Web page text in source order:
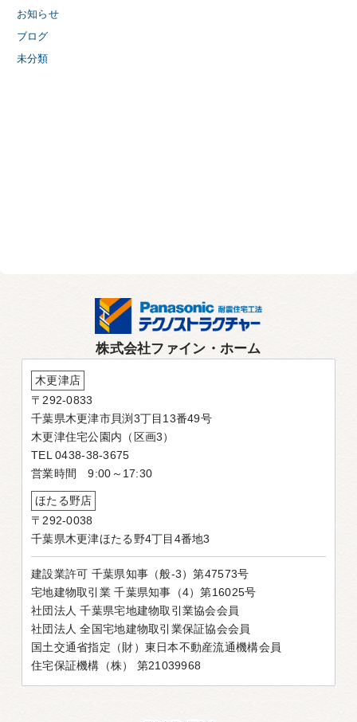
お知らせ
ブログ
未分類
株式会社ファイン・ホーム
木更津店
〒292-0833
千葉県木更津市貝渕3丁目13番49号
木更津住宅公園内（区画3）
TEL 0438-38-3675
営業時間 9:00～17:30
ほたる野店
〒292-0038
千葉県木更津ほたる野4丁目4番地3
建設業許可 千葉県知事（般-3）第47573号
宅地建物取引業 千葉県知事（4）第16025号
社団法人 千葉県宅地建物取引業協会会員
社団法人 全国宅地建物取引業保証協会会員
国土交通省指定（財）東日本不動産流通機構会員
住宅保証機構（株） 第21039968